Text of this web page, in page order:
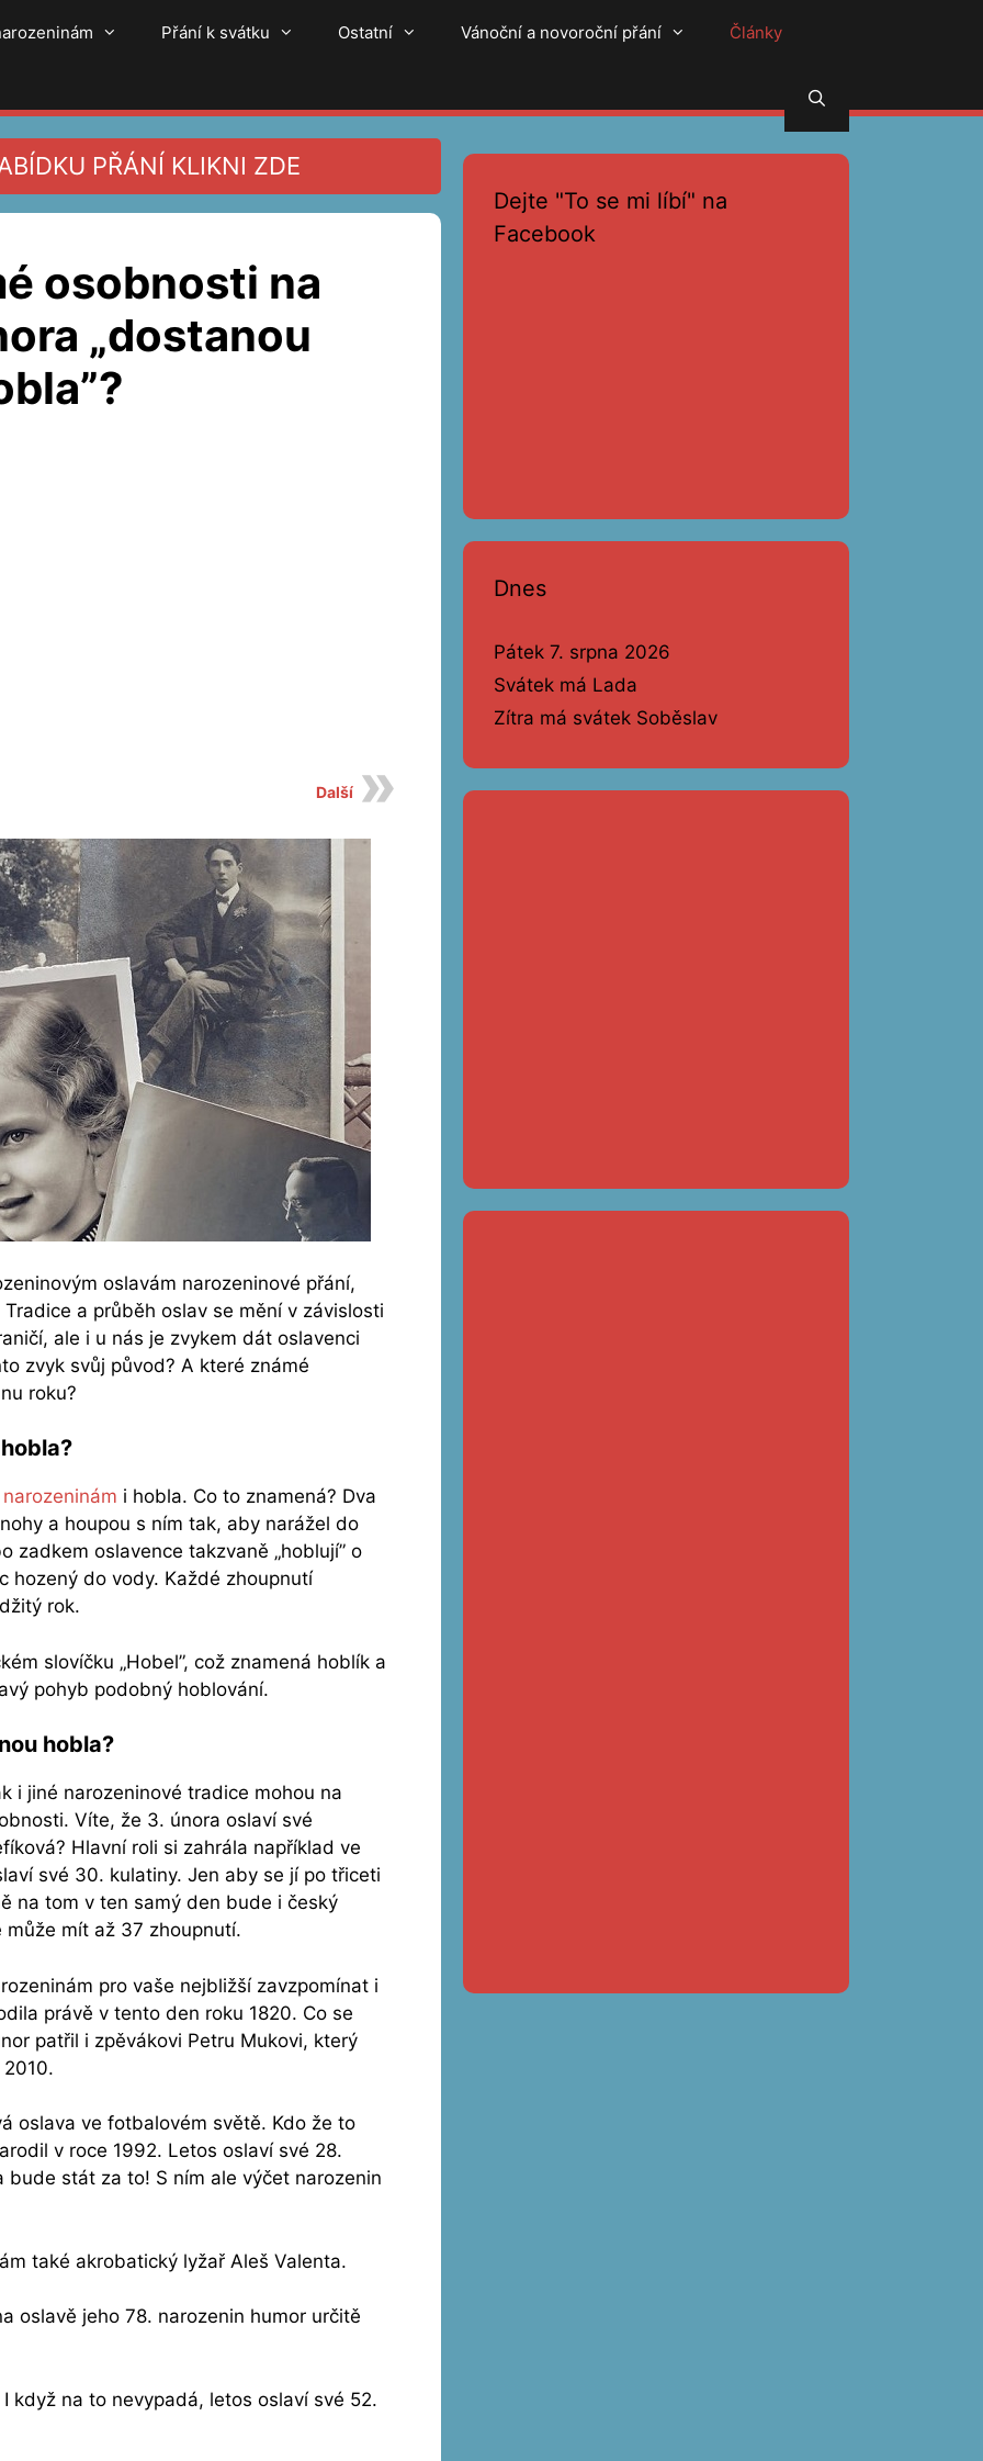
Přání k svátku Ostatní Vánoční a novoroční přání Články
PŘÁNÍ KLIKNI ZDE
osobnosti na
„dostanou
Další
oslavám narozeninové přání,
a průběh oslav se mění v závislosti
ale i u nás je zvykem dát oslavenci
zvyk svůj původ? A které známé
roku?
i hobla. Co to znamená? Dva
a houpou s ním tak, aby narážel do
zadkem oslavence takzvaně „hoblují” o
hozený do vody. Každé zhoupnutí
rok.
slovíčku „Hobel”, což znamená hoblík a
pohyb podobný hoblování.
hobla?
i jiné narozeninové tradice mohou na
Víte, že 3. února oslaví své
Hlavní roli si zahrála například ve
své 30. kulatiny. Jen aby se jí po třiceti
na tom v ten samý den bude i český
mít až 37 zhoupnutí.
pro vaše nejbližší zavzpomínat i
právě v tento den roku 1820. Co se
patřil i zpěvákovi Petru Mukovi, který
oslava ve fotbalovém světě. Kdo že to
v roce 1992. Letos oslaví své 28.
stát za to! S ním ale výčet narozenin
také akrobatický lyžař Aleš Valenta.
oslavě jeho 78. narozenin humor určitě
když na to nevypadá, letos oslaví své 52.
Dejte "To se mi líbí" na
Facebook
Dnes
Pátek 7. srpna 2026
Svátek má Lada
Zítra má svátek Soběslav